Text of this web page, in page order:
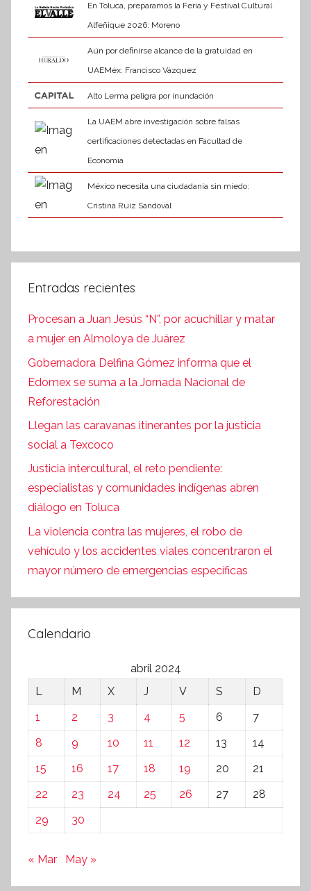
En Toluca, preparamos la Feria y Festival Cultural
Alfeñique 2026: Moreno
Aún por definirse alcance de la gratuidad en
UAEMéx: Francisco Vázquez
Alto Lerma peligra por inundación
La UAEM abre investigación sobre falsas
certificaciones detectadas en Facultad de
Economía
México necesita una ciudadanía sin miedo:
Cristina Ruiz Sandoval
Entradas recientes
Procesan a Juan Jesús “N”, por acuchillar y matar
a mujer en Almoloya de Juárez
Gobernadora Delfina Gómez informa que el
Edomex se suma a la Jornada Nacional de
Reforestación
Llegan las caravanas itinerantes por la justicia
social a Texcoco
Justicia intercultural, el reto pendiente:
especialistas y comunidades indígenas abren
diálogo en Toluca
La violencia contra las mujeres, el robo de
vehículo y los accidentes viales concentraron el
mayor número de emergencias específicas
Calendario
abril 2024
L
M X J V S
D
1
2 3 4 5 6
7
8
9 10 11 12 13
14
15
16 17 18 19 20
21
22
23 24 25 26 27
28
29
30
« Mar May »